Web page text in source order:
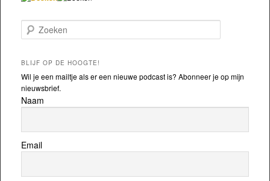
Zoeken
BLIJF OP DE HOOGTE!
Wil je een mailtje als er een nieuwe podcast is? Abonneer je op mijn
nieuwsbrief.
Naam
Email